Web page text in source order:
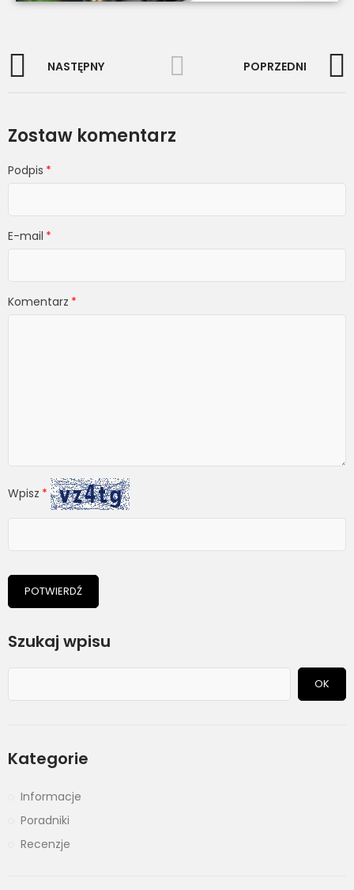
NASTĘPNY POPRZEDNI
Zostaw komentarz
Podpis
E-mail
Komentarz
Wpisz
POTWIERDŹ
Szukaj wpisu
OK
Kategorie
Informacje
Poradniki
Recenzje